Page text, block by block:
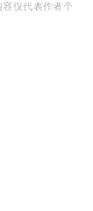
仅代表作者个